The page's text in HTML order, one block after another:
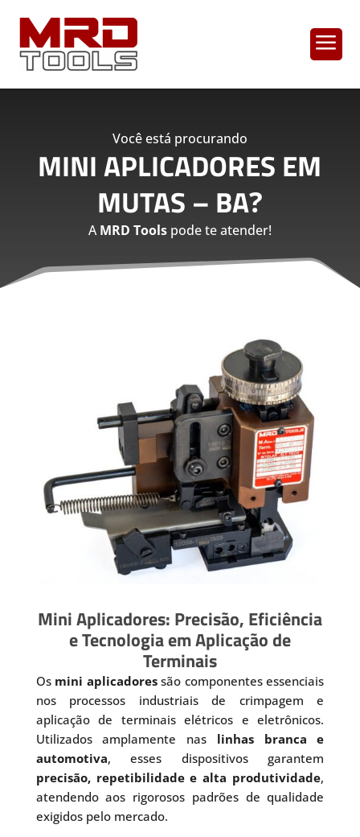
a
Você está procurando
MINI APLICADORES EM
MUTAS – BA?
AMRD Toolspode te atender!
Mini Aplicadores: Precisão, Eficiência
e Tecnologia em Aplicação de
Terminais
Os mini aplicadoressão componentes essenciais
nos processos industriais de crimpagem e
aplicação de terminais elétricos e eletrônicos.
Utilizados amplamente nas linhas branca e
automotiva, esses dispositivos garantem
precisão, repetibilidade e alta produtividade,
atendendo aos rigorosos padrões de qualidade
exigidos pelo mercado.